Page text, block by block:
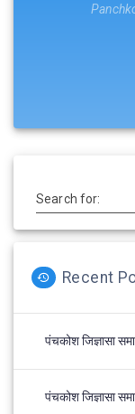
Search for:
Recent
पंचकोश जिज्ञासा
पंचकोश जिज्ञासा